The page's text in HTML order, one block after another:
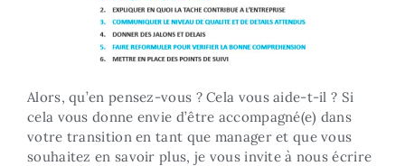
Alors, qu’en pensez-vous ? Cela vous aide-t-il ? Si
cela vous donne envie d’être accompagné(e) dans
votre transition en tant que manager et que vous
souhaitez en savoir plus, je vous invite à nous écrire